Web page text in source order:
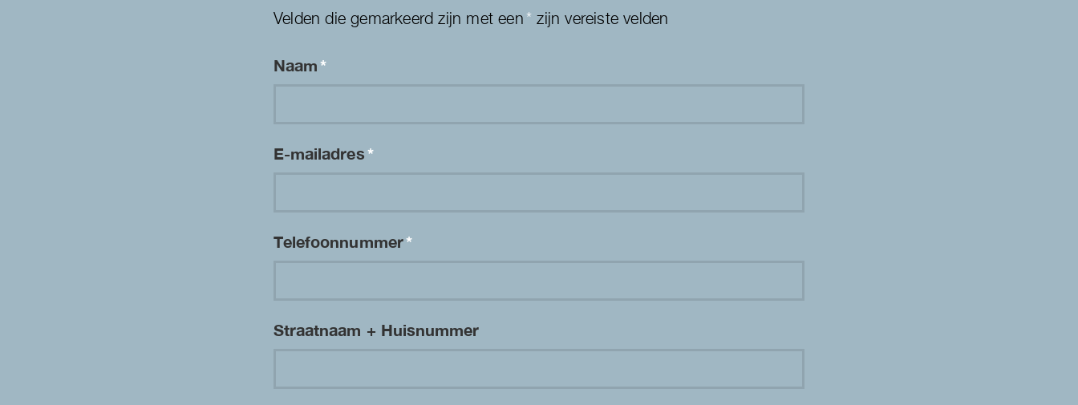
Velden die gemarkeerd zijn met een* zijn vereiste velden
Naam*
E-mailadres*
Telefoonnummer*
Straatnaam + Huisnummer